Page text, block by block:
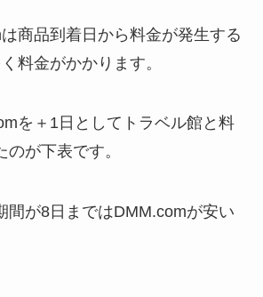
商品到着日から料金が発生する
料金がかかります。
を＋1日としてトラベル館と料
が下表です。
間が8日まではDMM.comが安い